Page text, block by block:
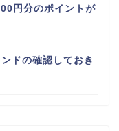
円分のポイントが
ドの確認しておき